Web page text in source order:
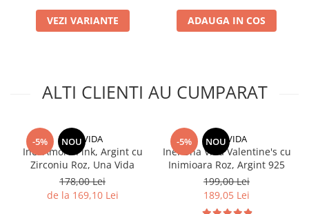
VEZI VARIANTE ADAUGA IN COS
ALTI CLIENTI AU CUMPARAT
-5% NOU
UNA VIDA
Inel Amore Pink, Argint cu
Zirconiu Roz, Una Vida
178,00 Lei
de la 169,10 Lei
-5% NOU
UNA VIDA
Inel Una Vida Valentine's cu
Inimioara Roz, Argint 925
199,00 Lei
189,05 Lei